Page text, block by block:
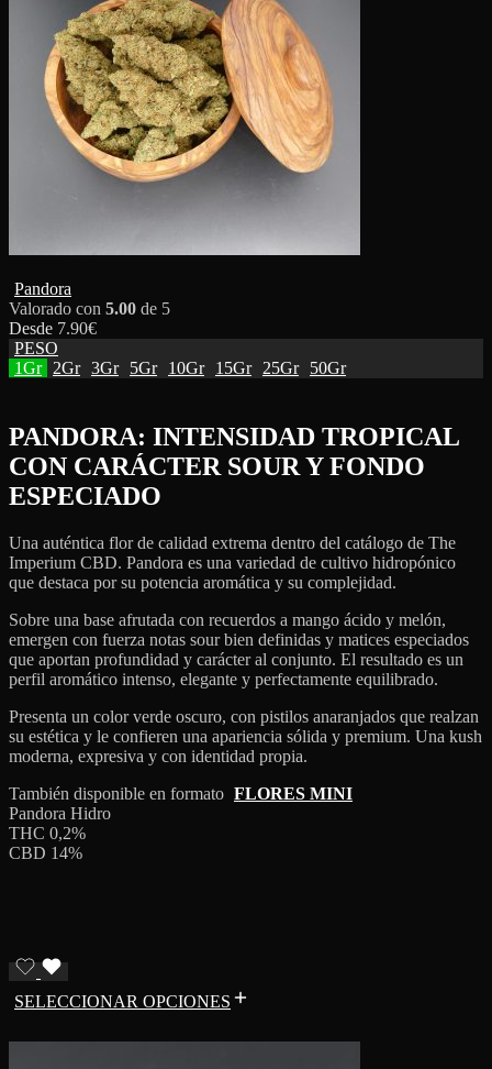
Pandora
Valorado con 5.00 de 5
Desde 7.90€
PESO
1Gr 2Gr 3Gr 5Gr 10Gr 15Gr 25Gr 50Gr
PANDORA: INTENSIDAD TROPICAL
CON CARÁCTER SOUR Y FONDO
ESPECIADO
Una auténtica flor de calidad extrema dentro del catálogo de The
Imperium CBD. Pandora es una variedad de cultivo hidropónico
que destaca por su potencia aromática y su complejidad.
Sobre una base afrutada con recuerdos a mango ácido y melón,
emergen con fuerza notas sour bien definidas y matices especiados
que aportan profundidad y carácter al conjunto. El resultado es un
perfil aromático intenso, elegante y perfectamente equilibrado.
Presenta un color verde oscuro, con pistilos anaranjados que realzan
su estética y le confieren una apariencia sólida y premium. Una kush
moderna, expresiva y con identidad propia.
También disponible en formato FLORES MINI
Pandora Hidro
THC 0,2%
CBD 14%
SELECCIONAR OPCIONES